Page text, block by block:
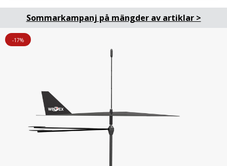
Sommarkampanj på mängder av artiklar >
-17%